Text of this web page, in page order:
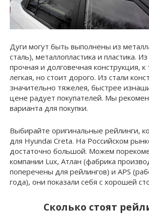
Дуги могут быть выполнены из
сталь), металлопластика и пластика.
прочная и долговечная конструкция,
легкая, но стоит дорого. Из стали
значительно тяжелея, быстрее
цене радует покупателей. Мы
варианта для покупки.
Выбирайте оригинальные рейлинги,
для Hyundai Creta. На Российском
достаточно большой. Можем
компании Lux, Атлан (фабрика
поперечены для рейлингов) и APS
года), они показали себя с хорошей
Сколько стоят